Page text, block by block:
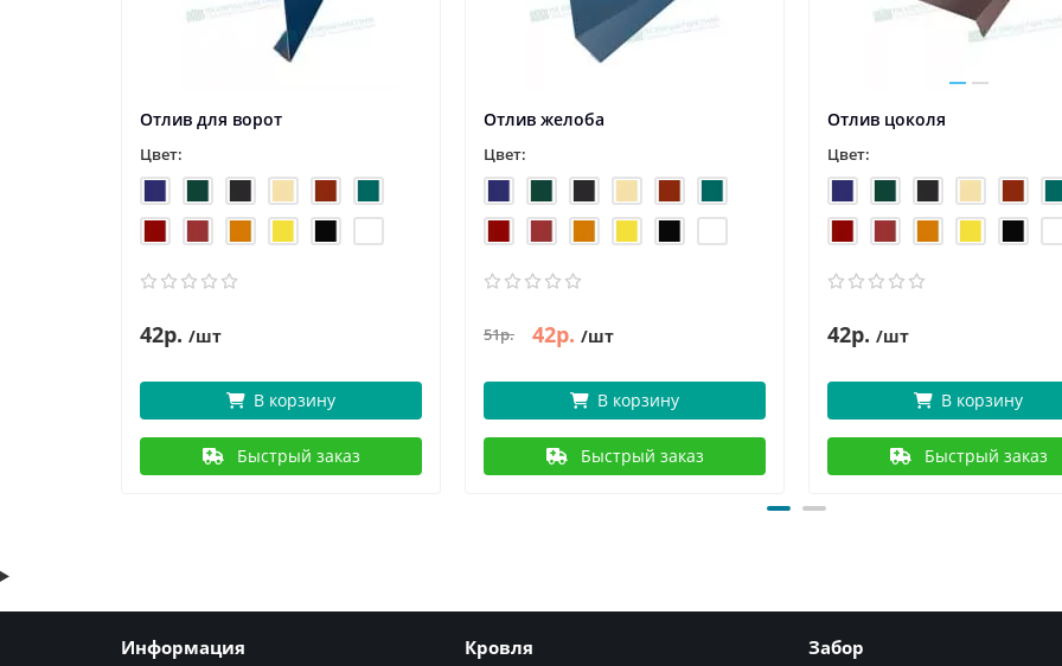
Отлив для ворот
Цвет:
42р. /шт
В корзину
Быстрый заказ
Отлив желоба
Цвет:
51р. 42р. /шт
В корзину
Быстрый заказ
Отлив цоколя
Цвет:
42р. /шт
В корзину
Быстрый заказ
Информация Кровля Забор